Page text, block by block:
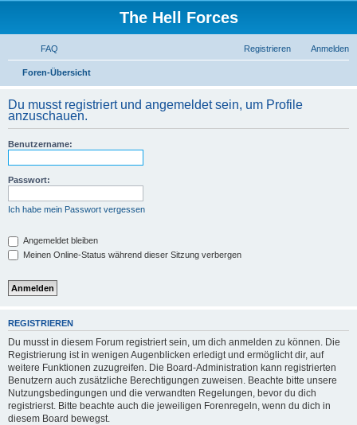
The Hell Forces
FAQ Anmelden
Registrieren
Foren-Übersicht
h
Du musst registriert und angemeldet sein, um Profile
anzuschauen.
Benutzername:
Passwort:
Ich habe mein Passwort vergessen
Angemeldet bleiben
Meinen Online-Status während dieser Sitzung verbergen
REGISTRIEREN
Du musst in diesem Forum registriert sein, um dich anmelden zu können. Die
Registrierung ist in wenigen Augenblicken erledigt und ermöglicht dir, auf
weitere Funktionen zuzugreifen. Die Board-Administration kann registrierten
Benutzern auch zusätzliche Berechtigungen zuweisen. Beachte bitte unsere
Nutzungsbedingungen und die verwandten Regelungen, bevor du dich
registrierst. Bitte beachte auch die jeweiligen Forenregeln, wenn du dich in
diesem Board bewegst.